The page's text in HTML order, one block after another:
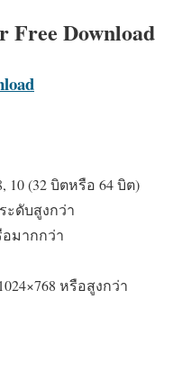
Free Download
10 (32 บิตหรือ 64 บิต)
ะดับสูงกว่า
อมากกว่า
หรือสูงกว่า